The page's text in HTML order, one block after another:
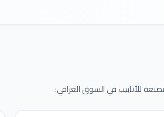
للأنابيب في السوق العراقي: